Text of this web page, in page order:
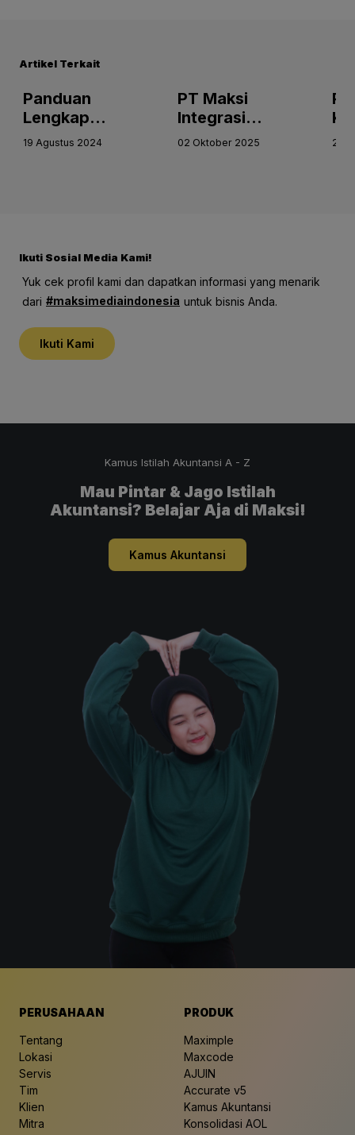
Artikel Terkait
Panduan
Lengkap
Membuat
19 Agustus 2024
PT Maksi
Integrasi
Teknologi X
02 Oktober 2025 21
Ikuti Sosial Media Kami!
Yuk cek profil kami dan dapatkan informasi yang menarik
dari #maksimediaindonesia untuk bisnis Anda.
Ikuti Kami
Kamus Istilah Akuntansi A - Z
Mau Pintar & Jago Istilah
Akuntansi? Belajar Aja di Maksi!
Kamus Akuntansi
PERUSAHAAN
Tentang
Lokasi
Servis
Tim
Klien
Mitra
PRODUK
Maximple
Maxcode
AJUIN
Accurate v5
Kamus Akuntansi
Konsolidasi AOL